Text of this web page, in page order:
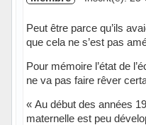
Peut être parce qu’ils
que cela ne s’est pas
Pour mémoire l’état de
ne va pas faire rêver
« Au début des années
maternelle est peu